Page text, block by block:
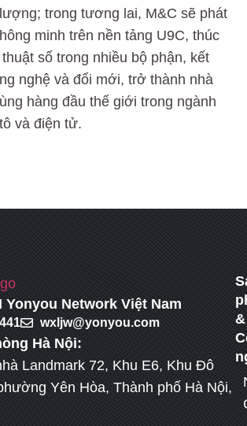
trong tương lai, M&C sẽ phát
minh trên nền tảng U9C, thúc
số trong nhiều bộ phận, kết
nghệ và đổi mới, trở thành nhà
hàng đầu thế giới trong ngành
và điện tử.
Yonyou Network Việt Nam
wxljw@yonyou.com
Hà Nội:
Landmark 72, Khu E6, Khu Đô
Yên Hòa, Thành phố Hà Nội,
&